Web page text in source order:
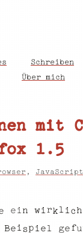
Schreiben
Über mich
mit
1.5
, JavaScript
e i n wi rk l i c h
Be i sp i e l ge fu